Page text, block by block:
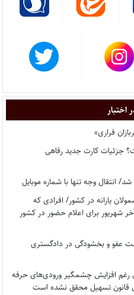
فراری»
جزئیات کارت جدید رفاهی
انتقال وجه تنها با شماره موبایل
یارانه در کشور/ افرادی که
شهریور برای اعلام حضور در کشور
عفو و بخشودگی در دادگستری
افزایش چشمگیر ورودی‌های حرفه
قانون تسهیل محقق نشده است